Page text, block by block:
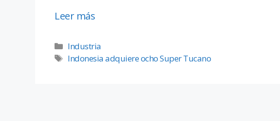
Leer más
Industria
Indonesia adquiere ocho Super Tucano